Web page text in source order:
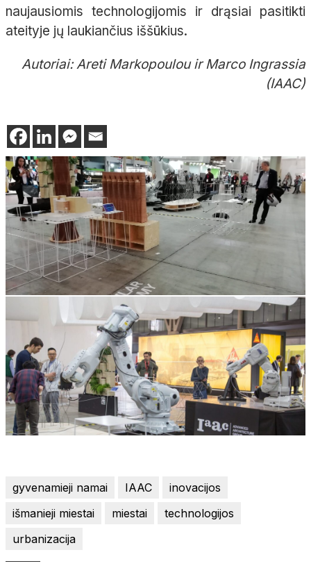
naujausiomis technologijomis ir drąsiai pasitikti
ateityje jų laukiančius iššūkius.
Autoriai: Areti Markopoulou ir Marco Ingrassia
(IAAC)
gyvenamieji namai IAAC
inovacijos
išmanieji miestai
miestai
technologijos
urbanizacija